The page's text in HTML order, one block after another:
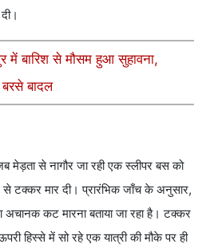
में बारिश से मौसम हुआ सुहावना,
बादल
से नागौर जा रही एक स्लीपर बस को
टक्कर मार दी। प्रारंभिक जाँच के अनुसार,
अचानक कट मारना बताया जा रहा है। टक्कर
हिस्से में सो रहे एक यात्री की मौके पर ही